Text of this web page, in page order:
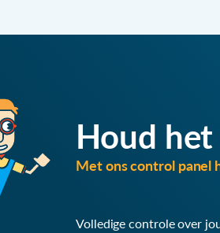
Houd
Met ons control panel
Volledige controle over